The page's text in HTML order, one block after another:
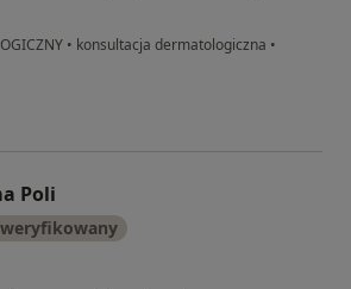
• konsultacja dermatologiczna •
Borowa
Poli